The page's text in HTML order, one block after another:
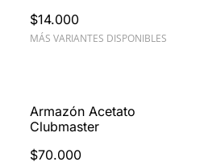
$14.000
MÁS VARIANTES DISPONIBLES
Armazón Acetato
Clubmaster
$70.000